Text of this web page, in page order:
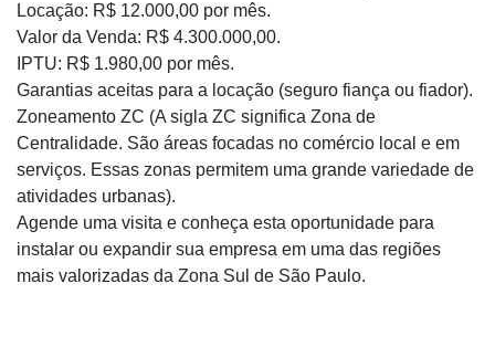
Locação: R$ 12.000,00 por mês.
Valor da Venda: R$ 4.300.000,00.
IPTU: R$ 1.980,00 por mês.
Garantias aceitas para a locação (seguro fiança ou fiador).
Zoneamento ZC (A sigla ZC significa Zona de
Centralidade. São áreas focadas no comércio local e em
serviços. Essas zonas permitem uma grande variedade de
atividades urbanas).
Agende uma visita e conheça esta oportunidade para
instalar ou expandir sua empresa em uma das regiões
mais valorizadas da Zona Sul de São Paulo.